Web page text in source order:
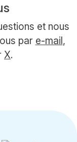
et nous
par e-mail,
X.